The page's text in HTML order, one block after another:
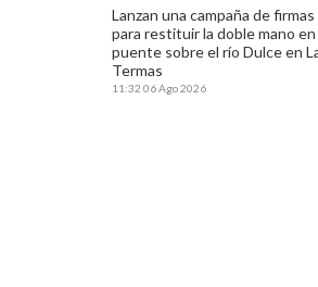
Lanzan una campaña de firmas
para restituir la doble mano en
puente sobre el río Dulce en
Termas
11:32 06 Ago 2026